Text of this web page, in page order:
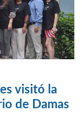
visitó la
de Damas